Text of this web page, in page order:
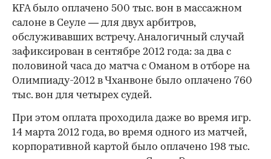
KFA было оплачено 500 тыс. вон в массажном
салоне в Сеуле — для двух арбитров,
обслуживавших встречу. Аналогичный случай
зафиксирован в сентябре 2012 года: за два с
половиной часа до матча с Оманом в отборе на
Олимпиаду-2012 в Чханвоне было оплачено 760
тыс. вон для четырех судей.
При этом оплата проходила даже во время игр.
14 марта 2012 года, во время одного из матчей,
корпоративной картой было оплачено 198 тыс.